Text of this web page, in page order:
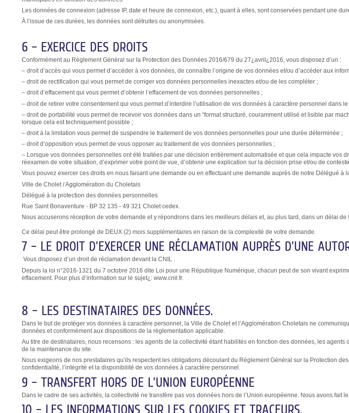
Les données de connexion (adresse IP, date et heure de connexion, etc.), quant à elles, sont conservées pendant une
À l’issue de ces durées, les données sont détruites ou anonymisées.
6 – EXERCICE DES DROITS
Conformément au Règlement Général sur la Protection des Données 2016/679 du 27¿avril¿2016, vous disposez d’un :
– droit d’accès qui vous permet d’accéder à vos données, de connaître l’origine de vos données et/ou d’accéder aux
– droit de rectification qui vous permet de corriger vos données personnelles inexactes et/ou de les compléter ;
– droit d’effacement qui vous permet d’obtenir l’effacement de vos données personnelles ;
– droit de retirer votre consentement qui vous permet d’interdire l’utilisation de vos données à caractère personnel dans
– droit de portabilité vous permet de recevoir vos données dans un “format structuré, couramment utilisé et lisible par
lorsque cela est techniquement possible ;
– droit à la limitation vous permet de suspendre le traitement de vos données personnelles pour une durée déterminée ;
– droit d’opposition vous permet de vous opposer au traitement de vos données personnelles ;
– Lorsque vos données personnelles ont été traitées par une décision entièrement automatisée et que cela impacte vos
réexamen de votre situation, d’exprimer votre point de vue, d’obtenir une explication sur la décision prise et/ou de
Vous pouvez exercer ces droits en nous faisant une demande ou en effectuant une demande auprès de notre Délégué
Ville de Cholet / Agglomération du Choletais
Délégué à la protection des données personnelles
Rue Saint Bonaventure - BP 32 135 - 49 321 Cholet cedex.
Nous accuserons réception de votre demande et y répondrons dans les meilleurs délais et, au plus tard, dans un délai de
Ce délai peut être prolongé de DEUX (2) mois supplémentaires en raison de la complexité de votre demande.
7 – LE DROIT D’EXERCER UNE RÉCLAMATION AUPRÈS D’UNE
Vous disposez d’un droit de réclamation devant la CNIL .
Depuis la loi n°2016-1321 du 7 octobre 2016 dite Loi pour une République Numérique, chacun peut de son vivant
effacement. Pour plus d’information sur le sujet¿: www.cnil.fr.
8 – LES DESTINATAIRES DES DONNÉES.
Dans le but de protéger vos données à caractère personnel, la Ville de Cholet et l’Agglomération Choletais ne
données et conformément aux dispositions de la réglementation applicable.
Au titre de destinataires, nous recensons : les agents de la collectivité étant habilités en fonction des données, les
de la maintenance du site.
Nous exigeons de nos prestataires qu’ils respectent les obligations découlant du Règlement Général sur la Protection
confidentialité, l’intégrité et la disponibilité de vos données à caractère personnel.
9 – TRANSFERT HORS DE L’UNION EUROPÉENNE
Dans le cadre de ses activités, la collectivité ne transfère pas vos données hors de l’Union européenne. Nous avons fait
10 – LES INFORMATIONS SUR LES COOKIES ET TRACEURS.